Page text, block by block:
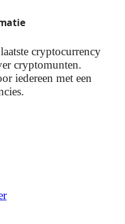
cryptocurrency
cryptomunten.
iedereen met een